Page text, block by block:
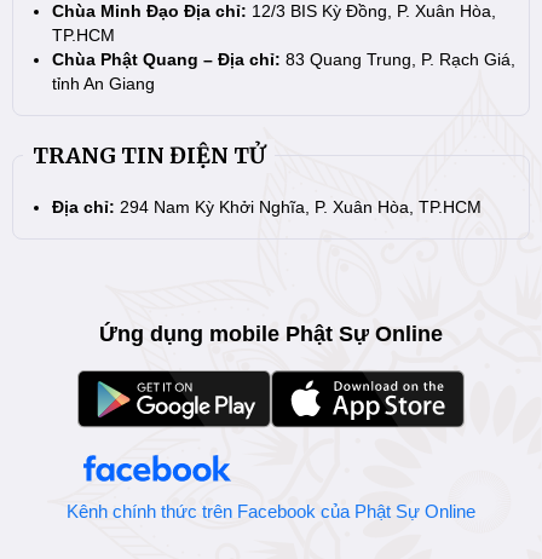
Chùa Minh Đạo Địa chỉ: 12/3 BIS Kỳ Đồng, P. Xuân Hòa,
TP.HCM
Chùa Phật Quang – Địa chỉ: 83 Quang Trung, P. Rạch Giá,
tỉnh An Giang
TRANG TIN ĐIỆN TỬ
Địa chỉ: 294 Nam Kỳ Khởi Nghĩa, P. Xuân Hòa, TP.HCM
Ứng dụng mobile Phật Sự Online
Kênh chính thức trên Facebook của Phật Sự Online